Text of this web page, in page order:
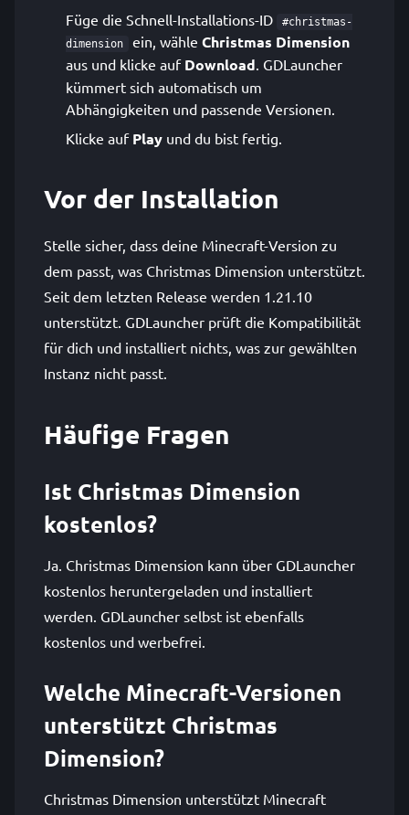
Füge die Schnell-Installations-ID
#christmas-
dimension
ein, wähle Christmas Dimension
aus und klicke auf Download. GDLauncher
kümmert sich automatisch um
Abhängigkeiten und passende Versionen.
Klicke auf Play und du bist fertig.
Vor der Installation
Stelle sicher, dass deine Minecraft-Version zu
dem passt, was Christmas Dimension unterstützt.
Seit dem letzten Release werden 1.21.10
unterstützt. GDLauncher prüft die Kompatibilität
für dich und installiert nichts, was zur gewählten
Instanz nicht passt.
Häufige Fragen
Ist Christmas Dimension
kostenlos?
Ja. Christmas Dimension kann über GDLauncher
kostenlos heruntergeladen und installiert
werden. GDLauncher selbst ist ebenfalls
kostenlos und werbefrei.
Welche Minecraft-Versionen
unterstützt Christmas
Dimension?
Christmas Dimension unterstützt Minecraft